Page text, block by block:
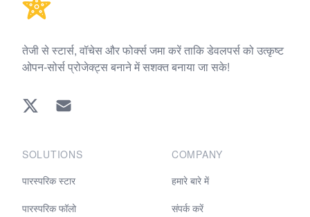
तेजी से स्टार्स, वॉचेस और फोर्क्स जमा करें ताकि डेवलपर्स को उत्कृष्ट
ओपन-सोर्स प्रोजेक्ट्स बनाने में सशक्त बनाया जा सके!
Twitter EMAIL
SOLUTIONS
पारस्परिक स्टार
पारस्परिक फॉलो
COMPANY
हमारे बारे में
संपर्क करें